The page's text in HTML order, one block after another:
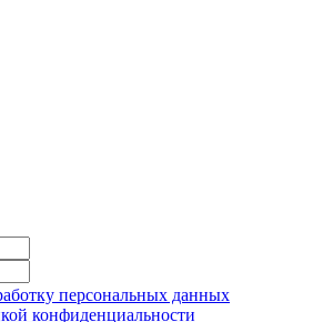
персональных данных
конфиденциальности